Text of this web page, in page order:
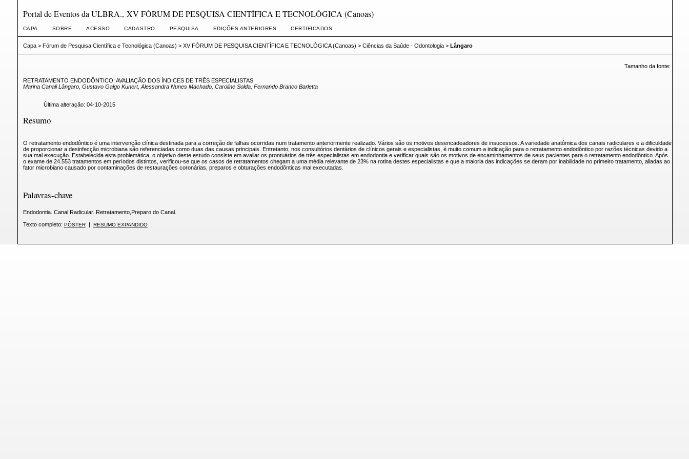
Portal de Eventos da ULBRA., XV FÓRUM DE PESQUISA CIENTÍFICA E TECNOLÓGICA (Canoas)
CAPA SOBRE ACESSO CADASTRO PESQUISA EDIÇÕES ANTERIORES CERTIFICADOS
Capa> Fórum de Pesquisa Científica e Tecnológica (Canoas) > XV FÓRUM DE PESQUISA CIENTÍFICA E TECNOLÓGICA (Canoas) > Ciências da Saúde - Odontologia> Lângaro
Tamanho da fonte:
RETRATAMENTO ENDODÔNTICO: AVALIAÇÃO DOS ÍNDICES DE TRÊS ESPECIALISTAS
Marina Canali Lângaro, Gustavo Galgo Kunert, Alessandra Nunes Machado, Caroline Solda, Fernando Branco Barletta
Última alteração: 04-10-2015
Resumo
O retratamento endodôntico é uma intervenção clínica destinada para a correção de falhas ocorridas num tratamento anteriormente realizado. Vários são os motivos desencadeadores de insucessos. A variedade anatômica dos canais radiculares e a dificuldade
de proporcionar a desinfecção microbiana são referenciadas como duas das causas principais. Entretanto, nos consultórios dentários de clínicos gerais e especialistas, é muito comum a indicação para o retratamento endodôntico por razões técnicas devido a
sua mal execução. Estabelecida esta problemática, o objetivo deste estudo consiste em avaliar os prontuários de três especialistas em endodontia e verificar quais são os motivos de encaminhamentos de seus pacientes para o retratamento endodôntico. Após
o exame de 24.553 tratamentos em períodos distintos, verificou-se que os casos de retratamentos chegam a uma média relevante de 23% na rotina destes especialistas e que a maioria das indicações se deram por inabilidade no primeiro tratamento, aliadas ao
fator microbiano causado por contaminações de restaurações coronárias, preparos e obturações endodônticas mal executadas.
Palavras-chave
Endodontia. Canal Radicular. Retratamento,Preparo do Canal.
Texto completo: PÔSTER| RESUMO EXPANDIDO